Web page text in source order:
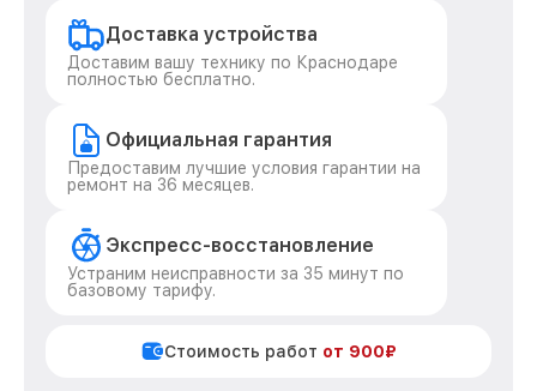
Доставка устройства
Доставим вашу технику по Краснодаре
полностью бесплатно.
Официальная гарантия
Предоставим лучшие условия гарантии на
ремонт на 36 месяцев.
Экспресс-восстановление
Устраним неисправности за 35 минут по
базовому тарифу.
Стоимость работ от 900₽